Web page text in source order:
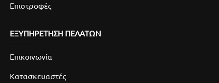
Επιστροφές
ΕΞΥΠΗΡΕΤΗΣΗ ΠΕΛΑΤΩΝ
Επικοινωνία
Κατασκευαστές